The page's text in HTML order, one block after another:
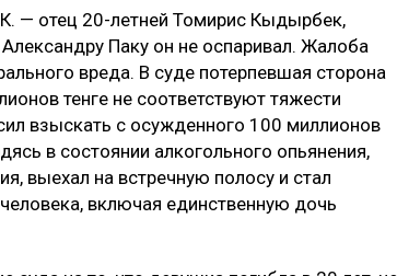
— отец 20-летней Томирис Кыдырбек,
Паку он не оспаривал. Жалоба
вреда. В суде потерпевшая сторона
тенге не соответствуют тяжести
взыскать с осужденного 100 миллионов
в состоянии алкогольного опьянения,
выехал на встречную полосу и стал
включая единственную дочь